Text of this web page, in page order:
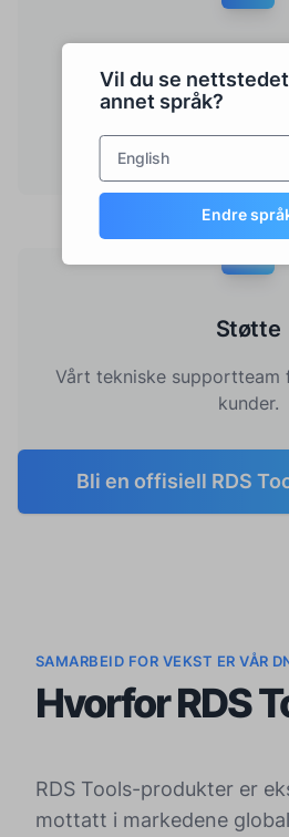
Vil du se
annet språk?
English
Endre
Få nytte av en enkel,
start.
Støtte
Vårt tekniske supportteam
kunder.
Bli en offisiell RDS
SAMARBEID FOR VEKST ER VÅR
Hvorfor RDS
RDS Tools-produkter er
mottatt i markedene